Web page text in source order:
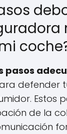
pasos
defender
Estos
de la